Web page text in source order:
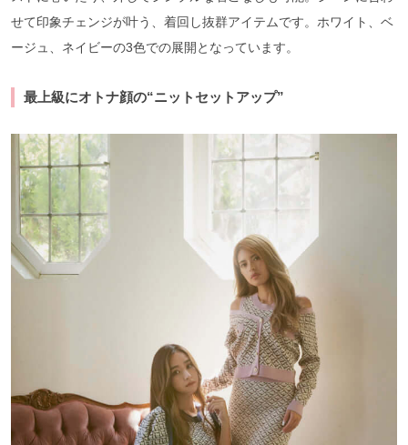
せて印象チェンジが叶う、着回し抜群アイテムです。ホワイト、ベ
ージュ、ネイビーの3色での展開となっています。
最上級にオトナ顔の“ニットセットアップ”